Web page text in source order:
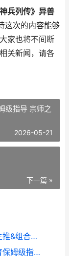
兵列传》异兽
这次的内容能够
家也将不间断
关新闻，请各
级指导 宗师之
2026-05-21
下一篇 »
《小浣熊神兵列传》异兽策略：异兽主推&组合养成指导 小浣熊封神
《宗师之上》新人策略：萌新开荒发育保姆级指导 宗师之力以前叫什么名字